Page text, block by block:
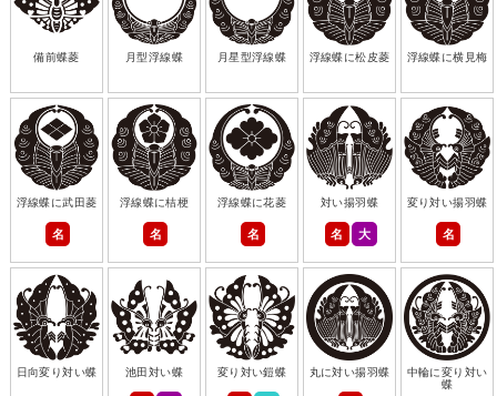
備前蝶菱 月型浮線蝶 月星型浮線蝶 浮線蝶に松皮菱 浮線蝶に横見梅
浮線蝶に武田菱
名
浮線蝶に桔梗
名
浮線蝶に花菱
名
対い揚羽蝶
名 大
変り対い揚羽蝶
名
日向変り対い蝶 池田対い蝶 変り対い鎧蝶 丸に対い揚羽蝶
中輪に変り対い
蝶